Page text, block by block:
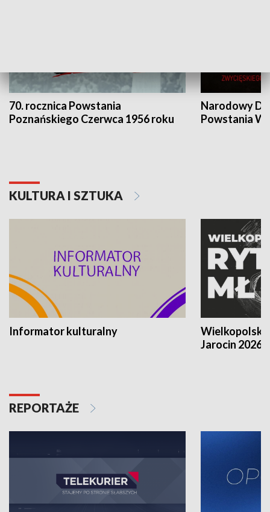
70. rocznica Powstania
Poznańskiego Czerwca 1956 roku
Narodowy
Powstania
KULTURA I SZTUKA
Informator kulturalny
Jarocin 2026
REPORTAŻE